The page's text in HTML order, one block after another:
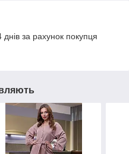
за рахунок покупця